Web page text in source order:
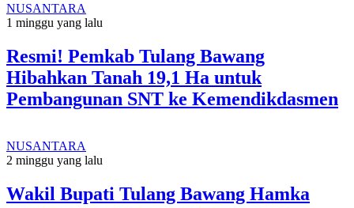
NUSANTARA
1 minggu yang lalu
Resmi! Pemkab Tulang Bawang
Hibahkan Tanah 19,1 Ha untuk
Pembangunan SNT ke Kemendikdasmen
NUSANTARA
2 minggu yang lalu
Wakil Bupati Tulang Bawang Hamka